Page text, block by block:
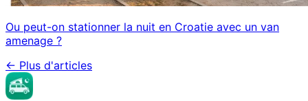
Ou peut-on stationner la nuit en Croatie avec un van
amenage ?
← Plus d'articles